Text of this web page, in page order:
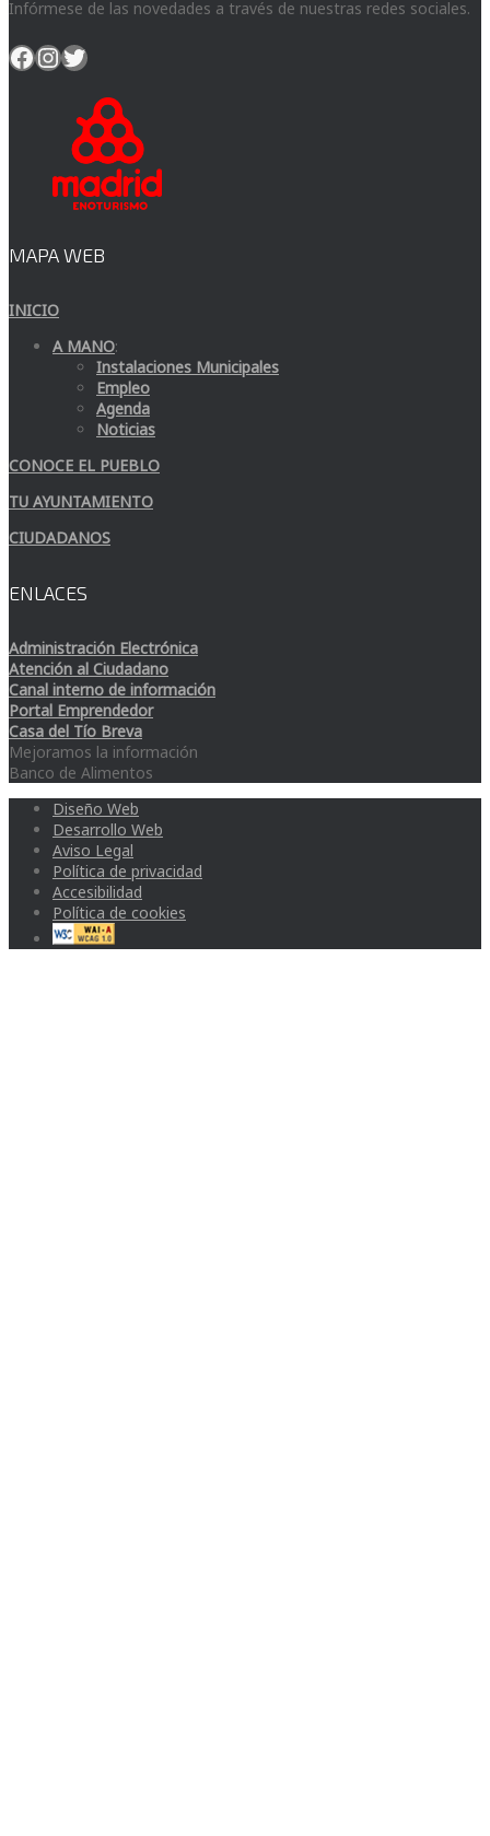
Infórmese de las novedades a través de nuestras redes sociales.
Facebook
Instagram
Twitter
MAPA WEB
INICIO
A MANO:
Instalaciones Municipales
Empleo
Agenda
Noticias
CONOCE EL PUEBLO
TU AYUNTAMIENTO
CIUDADANOS
ENLACES
Administración Electrónica
Atención al Ciudadano
Canal interno de información
Portal Emprendedor
Casa del Tío Breva
Mejoramos la información
Banco de Alimentos
Diseño Web
Desarrollo Web
Aviso Legal
Política de privacidad
Accesibilidad
Política de cookies